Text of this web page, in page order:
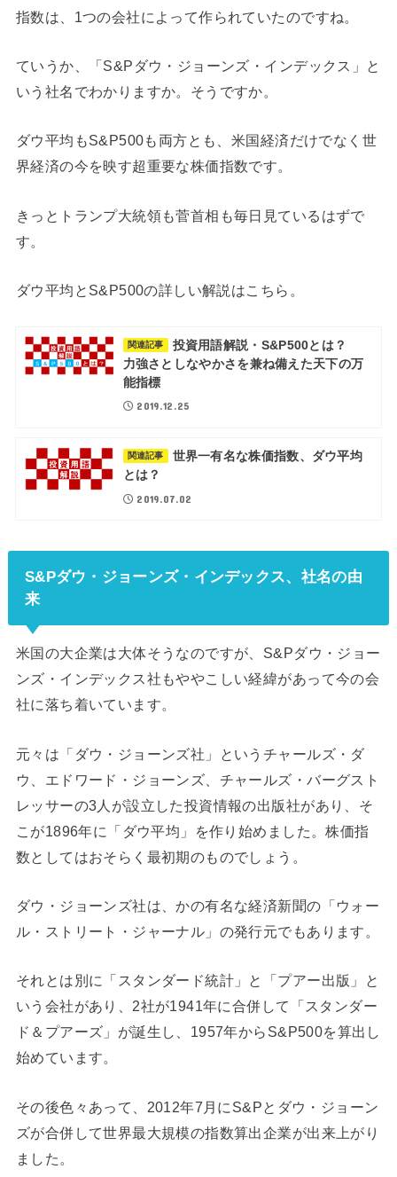
指数は、1つの会社によって作られていたのですね。
ていうか、「S&Pダウ・ジョーンズ・インデックス」と
いう社名でわかりますか。そうですか。
ダウ平均もS&P500も両方とも、米国経済だけでなく世
界経済の今を映す超重要な株価指数です。
きっとトランプ大統領も菅首相も毎日見ているはずで
す。
ダウ平均とS&P500の詳しい解説はこちら。
関連記事
投資用語解説・S&P500とは？
力強さとしなやかさを兼ね備えた天下の万
能指標
2019.12.25
関連記事
世界一有名な株価指数、ダウ平均
とは？
2019.07.02
S&Pダウ・ジョーンズ・インデックス、社名の由
来
米国の大企業は大体そうなのですが、S&Pダウ・ジョー
ンズ・インデックス社もややこしい経緯があって今の会
社に落ち着いています。
元々は「ダウ・ジョーンズ社」というチャールズ・ダ
ウ、エドワード・ジョーンズ、チャールズ・バーグスト
レッサーの3人が設立した投資情報の出版社があり、そ
こが1896年に「ダウ平均」を作り始めました。株価指
数としてはおそらく最初期のものでしょう。
ダウ・ジョーンズ社は、かの有名な経済新聞の「ウォー
ル・ストリート・ジャーナル」の発行元でもあります。
それとは別に「スタンダード統計」と「プアー出版」と
いう会社があり、2社が1941年に合併して「スタンダー
ド＆プアーズ」が誕生し、1957年からS&P500を算出し
始めています。
その後色々あって、2012年7月にS&Pとダウ・ジョーン
ズが合併して世界最大規模の指数算出企業が出来上がり
ました。